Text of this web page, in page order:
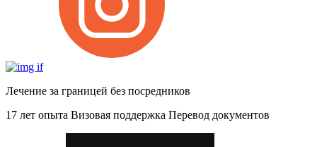
Лечение за границей без посредников
17 лет опыта Визовая поддержка Перевод документов